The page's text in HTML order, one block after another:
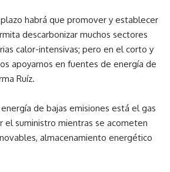
plazo habrá que promover y establecer
descarbonizar muchos sectores
calor-intensivas; pero en el corto y
apoyarnos en fuentes de energía de
Ruíz.
de bajas emisiones está el gas
el suministro mientras se acometen
almacenamiento energético